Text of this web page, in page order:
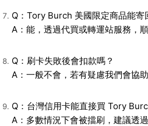
Q：Tory Burch 美國限定商品能寄
A：能，透過代買或轉運站服務，順
Q：刷卡失敗後會扣款嗎？
A：一般不會，若有疑慮我們會協助
Q：台灣信用卡能直接買 Tory
A：多數情況下會被擋刷，建議透過